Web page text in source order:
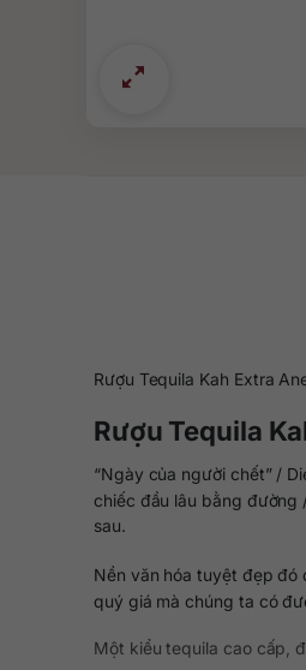
Rượu Tequila Kah Extra
Rượu Tequila
“Ngày của người chết” /
chiếc đầu lâu bằng đường
sau.
Nền văn hóa tuyệt đẹp đó
quý giá mà chúng ta có
Một kiểu tequila cao cấp,